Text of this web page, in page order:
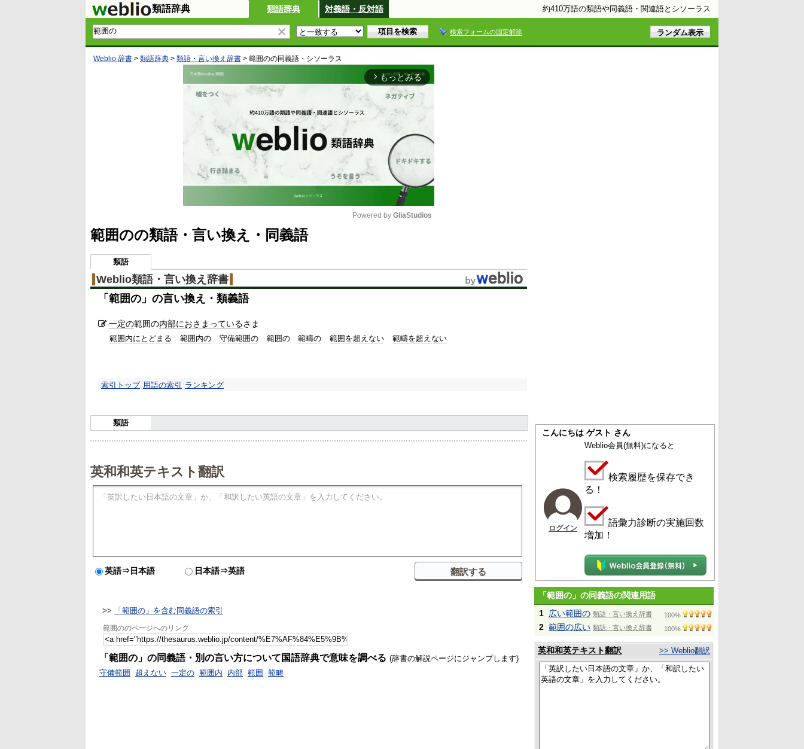
類語辞典 類語辞典 対義語・反対語 約410万語の類語や同義語・関連語とシソーラス
検索フォームの固定解除
Weblio 辞書 > 類語辞典 > 類語・言い換え辞書 > 範囲のの同義語・シソーラス
arrow_forward_ios もっとみる
Powered by GliaStudios
範囲のの類語・言い換え・同義語
類語
Weblio類語・言い換え辞書
「 範囲の 」の言い換え・類義語
一定の範囲の内部におさまっているさま
範囲内にとどまる 範囲内の 守備範囲の 範囲の 範疇の 範囲を超えない 範疇を超えない
索引トップ 用語の索引 ランキング
類語
英和和英テキスト翻訳
英語⇒日本語 日本語⇒英語
>> 「範囲の」を含む同義語の索引
範囲ののページへのリンク
「範囲の」の同義語・別の言い方について国語辞典で意味を調べる (辞書の解説ページにジャンプします)
守備範囲
超えない 一定の 範囲内 内部 範囲 範畴
こんにちは ゲスト さん
ログイン
Weblio会員(無料)になると
検索履歴を保存でき
る！
語彙力診断の実施回数
増加！
「範囲の」の同義語の関連用語
1 広い範囲の 類語・言い換え辞書 100%
2 範囲の広い 類語・言い換え辞書 100%
英和和英テキスト翻訳 >> Weblio翻訳